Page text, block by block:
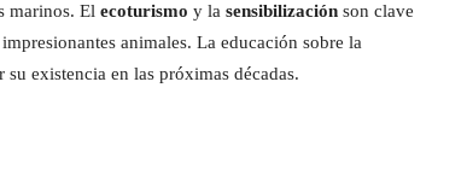
marinos. El ecoturismo y la sensibilización son clave
animales. La educación sobre la
existencia en las próximas décadas.